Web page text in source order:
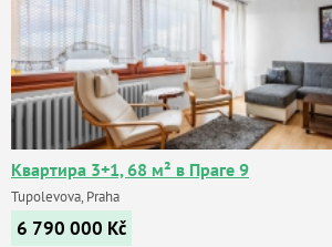
Квартира 3+1, 68 м² в Праге 9
Tupolevova, Praha
6 790 000 Kč